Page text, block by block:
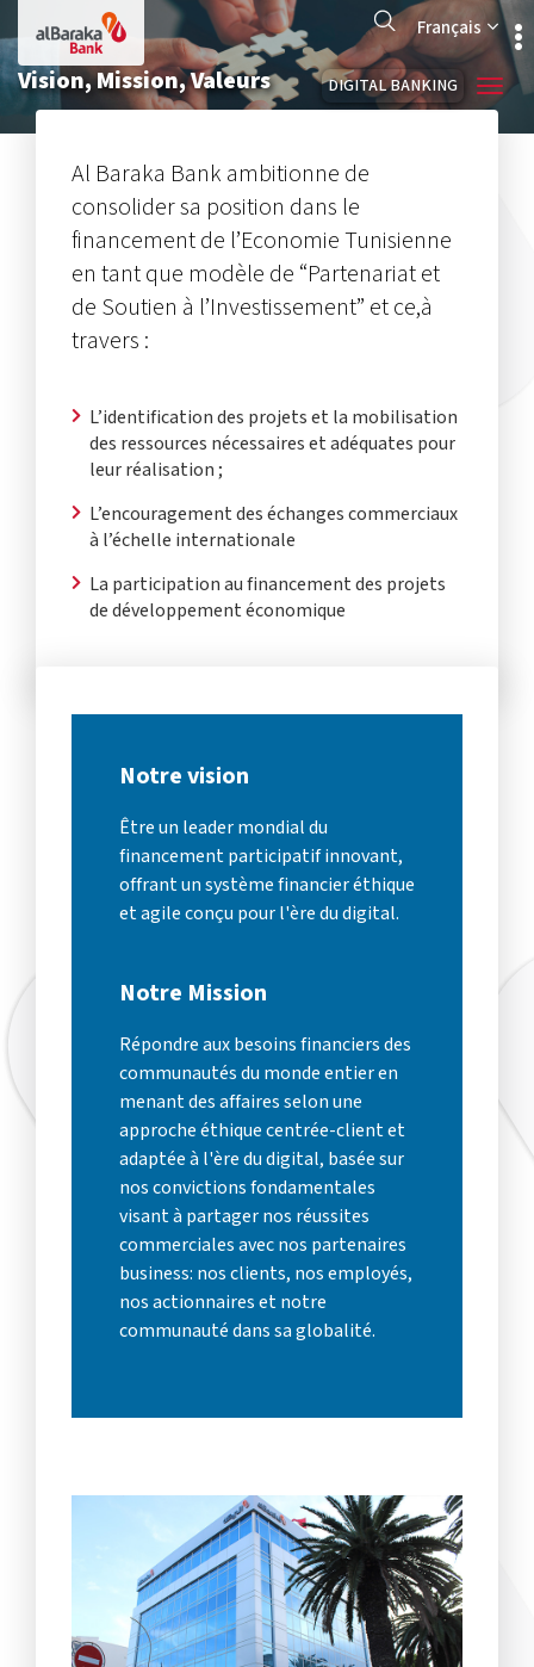
contenu
principal
Français
Search
DIGITAL BANKING
Vision, Mission, Valeurs
Al Baraka Bank ambitionne de
consolider sa position dans le
financement de l’Economie Tunisienne
en tant que modèle de “Partenariat et
de Soutien à l’Investissement” et ce,à
travers :
L’identification des projets et la mobilisation
des ressources nécessaires et adéquates pour
leur réalisation ;
L’encouragement des échanges commerciaux
à l’échelle internationale
La participation au financement des projets
de développement économique
Notre vision
Être un leader mondial du
financement participatif innovant,
offrant un système financier éthique
et agile conçu pour l'ère du digital.
Notre Mission
Répondre aux besoins financiers des
communautés du monde entier en
menant des affaires selon une
approche éthique centrée-client et
adaptée à l'ère du digital, basée sur
nos convictions fondamentales
visant à partager nos réussites
commerciales avec nos partenaires
business: nos clients, nos employés,
nos actionnaires et notre
communauté dans sa globalité.